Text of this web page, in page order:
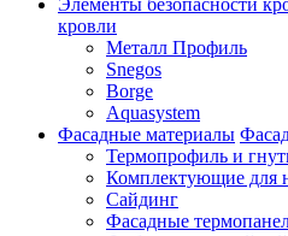
Элементы безопасности
кровли
Металл Профиль
Snegos
Borge
Aquasystem
Фасадные материалы
Термопрофиль и
Комплектующие для
Сайдинг
Фасадные